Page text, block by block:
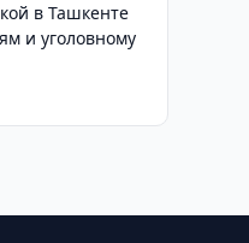
в Ташкенте
и уголовному